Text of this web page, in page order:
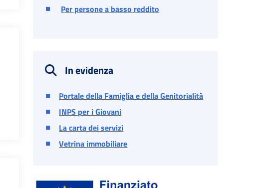
Per persone a basso reddito
In evidenza
Portale della Famiglia e della Genitorialità
INPS per i Giovani
La carta dei servizi
Vetrina immobiliare